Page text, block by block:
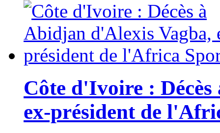
Côte d'Ivoire :
ex-président de